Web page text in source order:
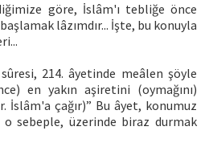
göre, İslâm'ı tebliğe önce
lâzımdır... İşte, bu konuyla
214. âyetinde meâlen şöyle
en yakın aşiretini (oymağını)
İslâm'a çağır)” Bu âyet, konumuz
o sebeple, üzerinde biraz durmak